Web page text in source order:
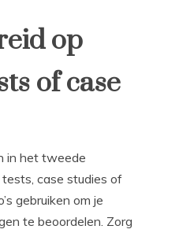
op
of case
in het tweede
case studies of
gebruiken om je
te beoordelen. Zorg